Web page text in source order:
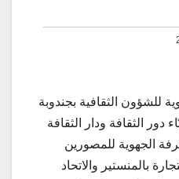
للشؤون الثقافية بجندوبة
دور الثقافة ودار الثقافة
الجهوية للمصورين
بالمنستير والاتحاد